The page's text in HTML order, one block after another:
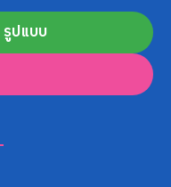
รูปแบบ